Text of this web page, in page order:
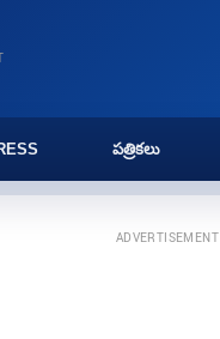
పత్రికలు
ADVERTISEMENT